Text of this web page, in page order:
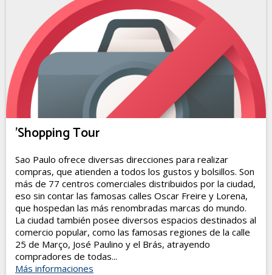
'Shopping Tour
Sao Paulo ofrece diversas direcciones para realizar
compras, que atienden a todos los gustos y bolsillos. Son
más de 77 centros comerciales distribuidos por la ciudad,
eso sin contar las famosas calles Oscar Freire y Lorena,
que hospedan las más renombradas marcas do mundo.
La ciudad también posee diversos espacios destinados al
comercio popular, como las famosas regiones de la calle
25 de Março, José Paulino y el Brás, atrayendo
compradores de todas...
Más informaciones